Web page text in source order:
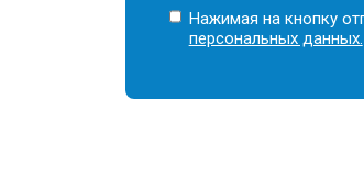
Нажимая на кнопку
персональных данных.